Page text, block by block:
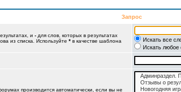
Запрос
и - для слов, которых в результатах
из списка. Используйте * в качестве шаблона
Искать все
Искать любое
производится автоматически, если вы не